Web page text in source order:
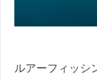
ルアーフィッシ